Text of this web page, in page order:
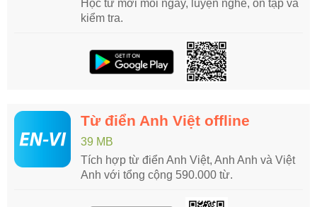
Học từ mới mỗi ngày, luyện nghe, ôn tập và
kiểm tra.
Từ điển Anh Việt offline
39 MB
Tích hợp từ điển Anh Việt, Anh Anh và Việt
Anh với tổng cộng 590.000 từ.